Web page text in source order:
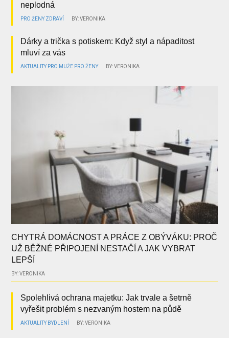
neplodná
PRO ŽENY ZDRAVÍ BY: VERONIKA
Dárky a trička s potiskem: Když styl a nápaditost
mluví za vás
AKTUALITY PRO MUŽE PRO ŽENY BY: VERONIKA
CHYTRÁ DOMÁCNOST A PRÁCE Z OBÝVÁKU: PROČ
UŽ BĚŽNÉ PŘIPOJENÍ NESTAČÍ A JAK VYBRAT
LEPŠÍ
BY: VERONIKA
Spolehlivá ochrana majetku: Jak trvale a šetrně
vyřešit problém s nezvaným hostem na půdě
AKTUALITY BYDLENÍ BY: VERONIKA